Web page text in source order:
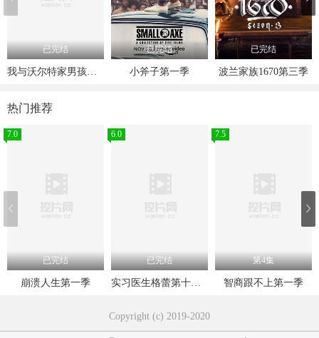
已完结
我与沃尔特家男孩的生活第三季
已完结
小斧子第一季
已完结
波兰家族1670第三季
热门推荐
7.0
已完结
崩溃人生第一季
6.0
已完结
实习医生格蕾第十六季
7.5
第4集
智商跟不上第一季
Copyright (c) 2019-2020